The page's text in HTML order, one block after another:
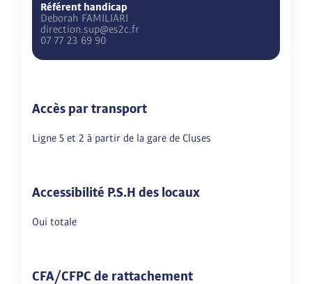
Référent handicap
Deborah FAMILIARI
direction.sup@es2c.fr
07 77 23 69 90
Accès par transport
Ligne 5 et 2 à partir de la gare de Cluses
Accessibilité P.S.H des locaux
Oui totale
CFA/CFPC de rattachement